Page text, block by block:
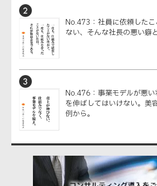
No.473：社員に依頼した
ない、そんな社長の悪い癖
No.476：事業モデルが悪
を伸ばしてはいけない。美
例から。